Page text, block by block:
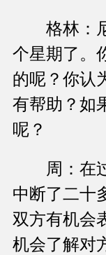
格林：尼
个星期了。
的呢？你认
有帮助？如
呢？
周：在过
中断了二十
双方有机会
机会了解对